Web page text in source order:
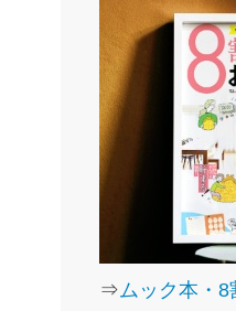
⇒ムック本・8